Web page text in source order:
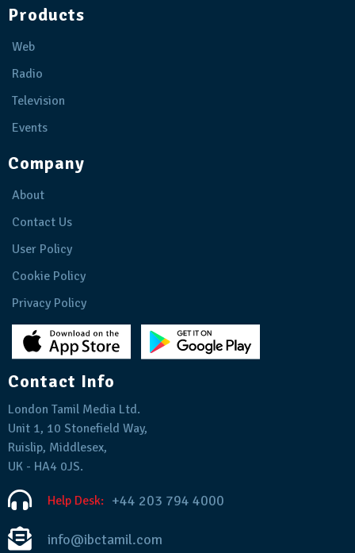
Products
Web
Radio
Television
Events
Company
About
Contact Us
User Policy
Cookie Policy
Privacy Policy
Contact Info
London Tamil Media Ltd.
Unit 1, 10 Stonefield Way,
Ruislip, Middlesex,
UK - HA4 0JS.
Help Desk: +44 203 794 4000
info@ibctamil.com